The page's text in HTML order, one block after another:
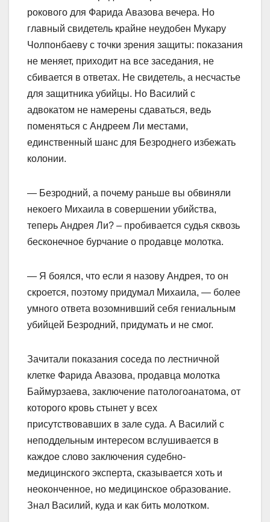
рокового для Фарида Авазова вечера. Но
главный свидетель крайне неудобен Мукару
Чолпонбаеву с точки зрения защиты: показания
не меняет, приходит на все заседания, не
сбивается в ответах. Не свидетель, а несчастье
для защитника убийцы. Но Василий с
адвокатом не намерены сдаваться, ведь
поменяться с Андреем Ли местами,
единственный шанс для Безроднего избежать
колонии.
— Безродний, а почему раньше вы обвиняли
некоего Михаила в совершении убийства,
теперь Андрея Ли? – пробивается судья сквозь
бесконечное бурчание о продавце молотка.
— Я боялся, что если я назову Андрея, то он
скроется, поэтому придумал Михаила, — более
умного ответа возомнивший себя гениальным
убийцей Безродний, придумать и не смог.
Зачитали показания соседа по лестничной
клетке Фарида Авазова, продавца молотка
Баймурзаева, заключение патологоанатома, от
которого кровь стынет у всех
присутствовавших в зале суда. А Василий с
неподдельным интересом вслушивается в
каждое слово заключения судебно-
медицинского эксперта, сказывается хоть и
неоконченное, но медицинское образование.
Знал Василий, куда и как бить молотком.